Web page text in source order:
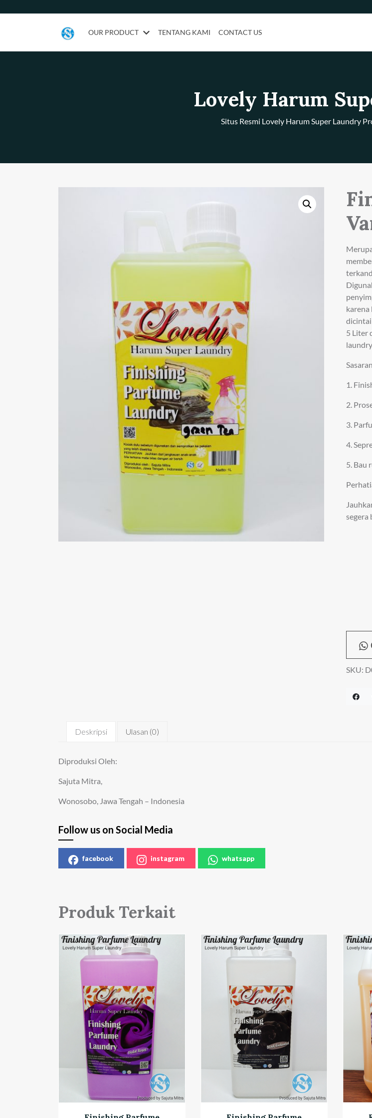
OUR PRODUCT TENTANG KAMI CONTACT US
Lovely Harum
Situs Resmi Lovely Harum Super Laundry
karena
dicintai
5 Liter
1.
2.
3.
4.
5. Bau
segera
SKU:
Deskripsi Ulasan (0)
Diproduksi Oleh:
Sajuta Mitra,
Wonosobo, Jawa Tengah – Indonesia
Follow us on Social Media
facebook instagram whatsapp
Produk Terkait